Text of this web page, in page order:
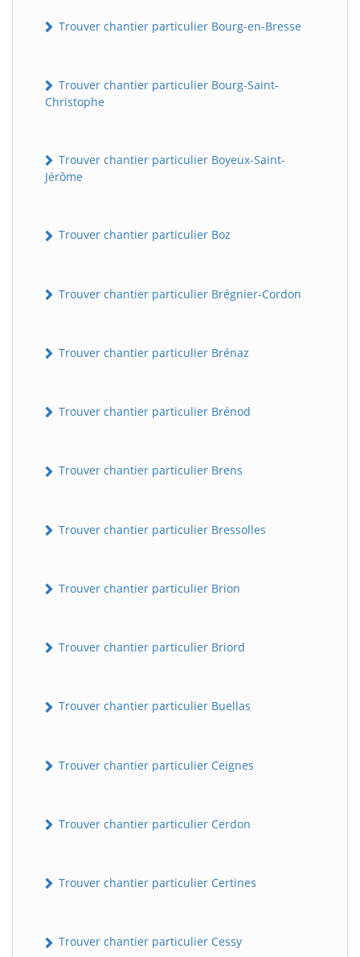
Trouver chantier particulier Bourg-en-Bresse
Trouver chantier particulier Bourg-Saint-
Christophe
Trouver chantier particulier Boyeux-Saint-
Jérôme
Trouver chantier particulier Boz
Trouver chantier particulier Brégnier-Cordon
Trouver chantier particulier Brénaz
Trouver chantier particulier Brénod
Trouver chantier particulier Brens
Trouver chantier particulier Bressolles
Trouver chantier particulier Brion
Trouver chantier particulier Briord
Trouver chantier particulier Buellas
Trouver chantier particulier Ceignes
Trouver chantier particulier Cerdon
Trouver chantier particulier Certines
Trouver chantier particulier Cessy